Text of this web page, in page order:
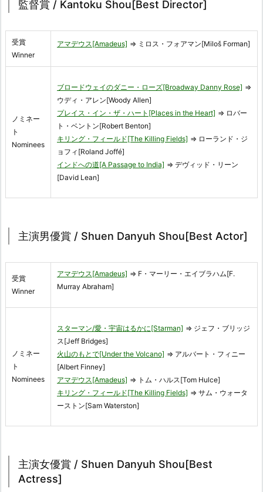
監督賞 / Kantoku Shou[Best Director]
受賞
Winner
アマデウス[Amadeus] ⇒ ミロス・フォアマン[Miloš Forman]
ノミネー
ト
Nominees
ブロードウェイのダニー・ローズ[Broadway Danny Rose] ⇒
ウディ・アレン[Woody Allen]
プレイス・イン・ザ・ハート[Places in the Heart] ⇒ ロバー
ト・ベントン[Robert Benton]
キリング・フィールド[The Killing Fields] ⇒ ローランド・ジ
ョフィ[Roland Joffé]
インドへの道[A Passage to India] ⇒ デヴィッド・リーン
[David Lean]
主演男優賞 / Shuen Danyuh Shou[Best Actor]
受賞
Winner
アマデウス[Amadeus] ⇒ F・マーリー・エイブラハム[F.
Murray Abraham]
ノミネー
ト
Nominees
スターマン/愛・宇宙はるかに[Starman] ⇒ ジェフ・ブリッジ
ス[Jeff Bridges]
火山のもとで[Under the Volcano] ⇒ アルバート・フィニー
[Albert Finney]
アマデウス[Amadeus] ⇒ トム・ハルス[Tom Hulce]
キリング・フィールド[The Killing Fields] ⇒ サム・ウォータ
ーストン[Sam Waterston]
主演女優賞 / Shuen Danyuh Shou[Best
Actress]